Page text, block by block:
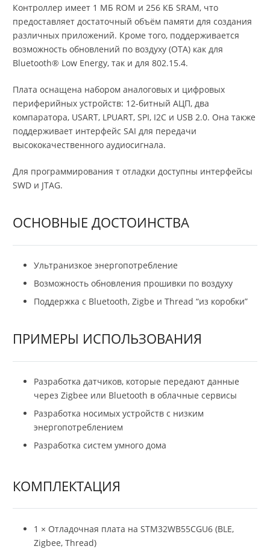
Контроллер имеет 1 МБ ROM и 256 КБ SRAM, что
предоставляет достаточный объём памяти для создания
различных приложений. Кроме того, поддерживается
возможность обновлений по воздуху (OTA) как для
Bluetooth® Low Energy, так и для 802.15.4.
Плата оснащена набором аналоговых и цифровых
периферийных устройств: 12-битный АЦП, два
компаратора, USART, LPUART, SPI, I2C и USB 2.0. Она также
поддерживает интерфейс SAI для передачи
высококачественного аудиосигнала.
Для программирования т отладки доступны интерфейсы
SWD и JTAG.
ОСНОВНЫЕ ДОСТОИНСТВА
Ультранизкое энергопотребление
Возможность обновления прошивки по воздуху
Поддержка с Bluetooth, Zigbe и Thread “из коробки”
ПРИМЕРЫ ИСПОЛЬЗОВАНИЯ
Разработка датчиков, которые передают данные
через Zigbee или Bluetooth в облачные сервисы
Разработка носимых устройств с низким
энергопотреблением
Разработка систем умного дома
КОМПЛЕКТАЦИЯ
1 × Отладочная плата на STM32WB55CGU6 (BLE,
Zigbee, Thread)